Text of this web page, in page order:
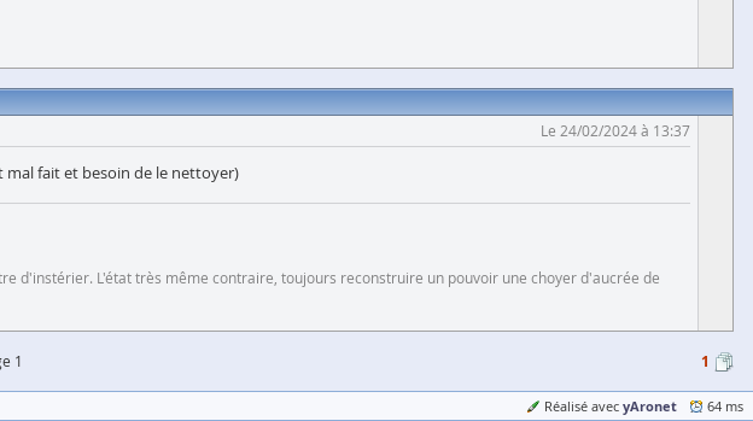
Le 24/02/2024 à 13:37
fait et besoin de le nettoyer)
d'instérier. L'état très même contraire, toujours reconstruire un pouvoir une choyer d'aucrée de
1 1
Réalisé avec yAronet 64 ms